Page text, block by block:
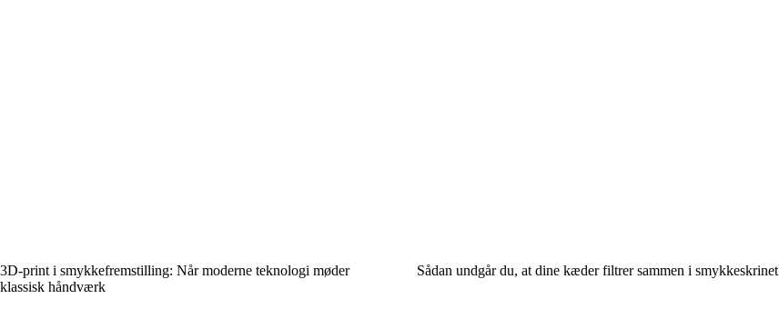
3D-print i smykkefremstilling: Når moderne teknologi møder
klassisk håndværk
Sådan undgår du, at dine kæder filtrer sammen i smykkeskrinet